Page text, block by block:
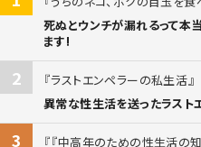
死ぬとウンチが漏れるって本
ます!
2
ラストエンペラーの私生活
異常な性生活を送ったラスト
3
『中高年のための性生活の知